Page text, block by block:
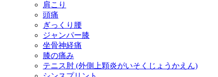
肩こり
頭痛
ぎっくり腰
ジャンパー膝
坐骨神経痛
膝の痛み
テニス肘 (外側上顆炎がいそくじょうかえん)